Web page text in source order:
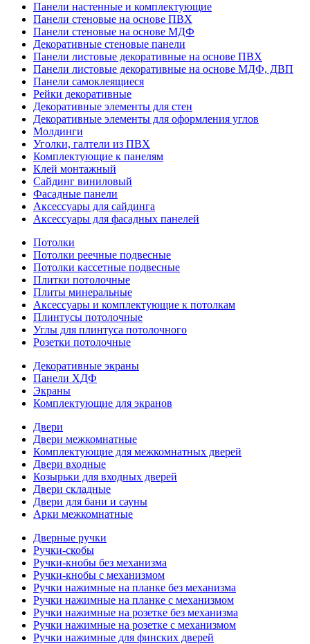
Панели настенные и комплектующие
Панели стеновые на основе ПВХ
Панели стеновые на основе МДФ
Декоративные стеновые панели
Панели листовые декоративные на основе ПВХ
Панели листовые декоративные на основе МДФ, ДВП
Панели самоклеящиеся
Рейки декоративные
Декоративные элементы для стен
Декоративные элементы для оформления углов
Молдинги
Уголки, галтели из ПВХ
Комплектующие к панелям
Клей монтажный
Сайдинг виниловый
Фасадные панели
Аксессуары для сайдинга
Аксессуары для фасадных панелей
Потолки
Потолки реечные подвесные
Потолки кассетные подвесные
Плитки потолочные
Плиты минеральные
Аксессуары и комплектующие к потолкам
Плинтусы потолочные
Углы для плинтуса потолочного
Розетки потолочные
Декоративные экраны
Панели ХДФ
Экраны
Комплектующие для экранов
Двери
Двери межкомнатные
Комплектующие для межкомнатных дверей
Двери входные
Козырьки для входных дверей
Двери складные
Двери для бани и сауны
Арки межкомнатные
Дверные ручки
Ручки-скобы
Ручки-кнобы без механизма
Ручки-кнобы с механизмом
Ручки нажимные на планке без механизма
Ручки нажимные на планке с механизмом
Ручки нажимные на розетке без механизма
Ручки нажимные на розетке с механизмом
Ручки нажимные для финских дверей